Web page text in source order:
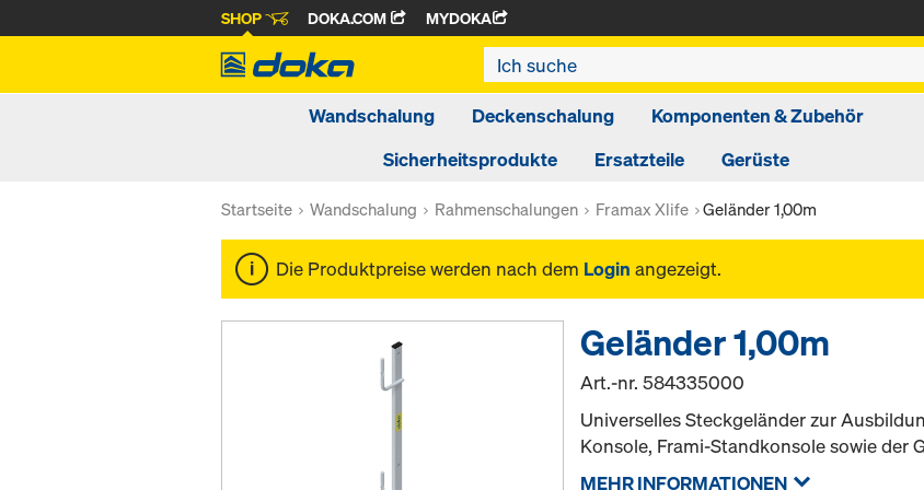
SHOP DOKA.COM MYDOKA
Wandschalung Deckenschalung
Komponenten & Zubehör
Sicherheitsprodukte
Ersatzteile Gerüste
Startseite Wandschalung Rahmenschalungen Framax Xlife Geländer 1,00m
Die Produktpreise werden nach dem Login angezeigt.
Geländer 1,00m
Art.-nr.584335000
Universelles Steckgeländer zur
Konsole, Frami-Standkonsole sowie der
MEHR INFORMATIONEN